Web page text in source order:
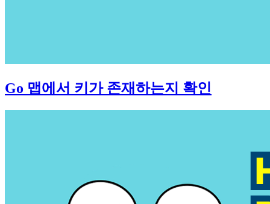
Go 맵에서 키가 존재하는지 확인